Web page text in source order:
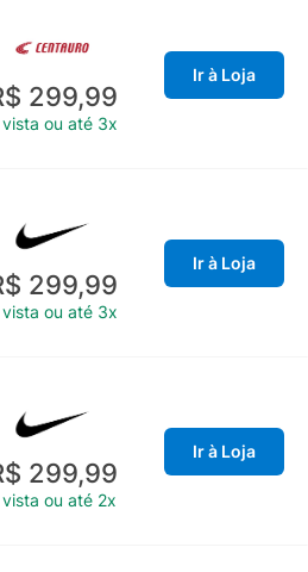
299,99
ou até 3x
Ir à Loja
299,99
ou até 3x
Ir à Loja
299,99
ou até 2x
Ir à Loja